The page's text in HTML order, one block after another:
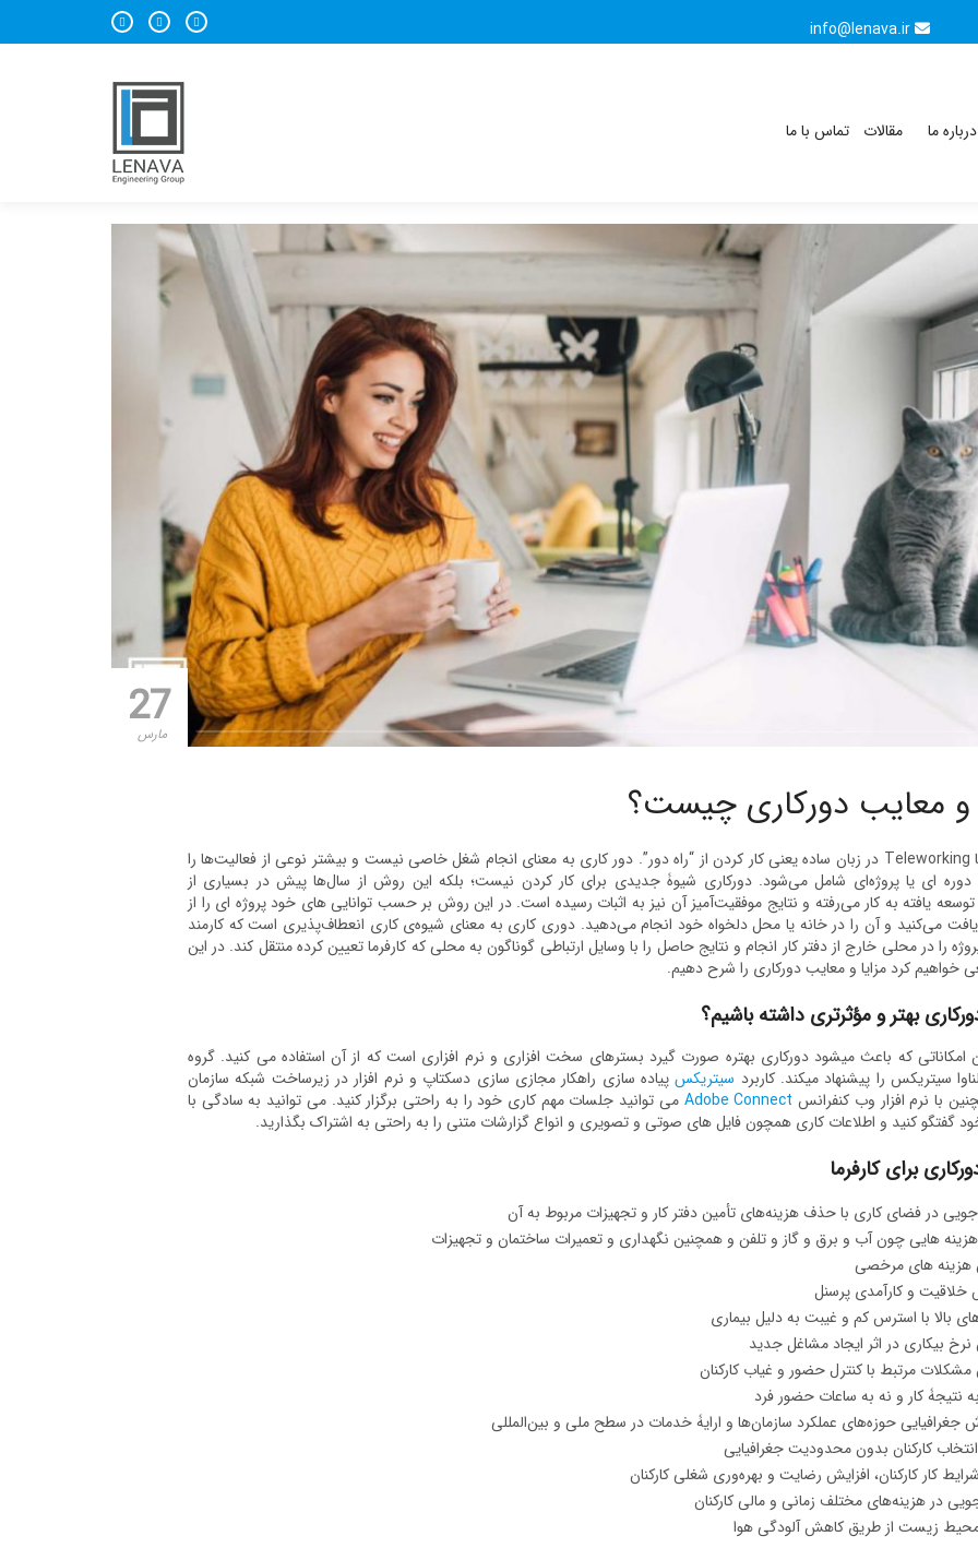
info@lenava.ir
درباره ما مقالات تماس با ما
27
مارس
و معایب دورکاری چیست؟
دورکاری یا Teleworking در زبان ساده یعنی کار کردن از “راه دور”. دور کاری به معنای انجام شغل خاصی نیست و بیشتر نوعی از فعالیت‌ها را
ای یا پروژه‌ای شامل می‌شود. دورکاری شیوۀ جدیدی برای کار کردن نیست؛ بلکه این روش از سال‌ها پیش در بسیاری از
یافته به کار می‌رفته و نتایج موفقیت‌آمیز آن نیز به اثبات رسیده است. در این روش بر حسب توانایی‌ های خود پروژه‌ ای را از
می‌کنید و آن را در خانه‌ یا محل دلخواه خود انجام می‌دهید. دوری کاری به معنای شیوه‌ی کاری انعطاف‌پذیری است که کارمند
را در محلی خارج از دفتر کار انجام و نتایج حاصل را با وسایل ارتباطی گوناگون به محلی که کارفرما تعیین کرده منتقل کند. در این
کرد مزایا و معایب دورکاری را شرح دهیم.
بهتر و مؤثرتری داشته باشیم؟
امکاناتی که باعث میشود دورکاری بهتره صورت گیرد بسترهای سخت افزاری و نرم افزاری است که از آن استفاده می کنید. گروه
سیتریکس را پیشنهاد میکند. کاربرد سیتریکسپیاده سازی راهکار مجازی سازی دسکتاپ و نرم افزار در زیرساخت شبکه سازمان
با نرم افزار وب کنفرانس Adobe Connect می توانید جلسات مهم کاری خود را به راحتی برگزار کنید. می توانید به سادگی با
گفتگو کنید و اطلاعات کاری همچون فایل های صوتی و تصویری و انواع گزارشات متنی را به راحتی به اشتراک بگذارید.
برای کارفرما
در فضای کاری با حذف هزینه‌های تأمین دفتر کار و تجهیزات مربوط به آن
هایی چون آب و برق و گاز و تلفن و همچنین نگهداری و تعمیرات ساختمان و تجهیزات
های مرخصی
خلاقیت و کارآمدی پرسنل
بالا با استرس کم و غیبت به دلیل بیماری
بیکاری در اثر ایجاد مشاغل جدید
مرتبط با کنترل حضور و غیاب کارکنان
نتیجۀ کار و نه به ساعات حضور فرد
حوزه‌های عملکرد سازمان‌ها و ارایۀ خدمات در سطح ملی و بین‌المللی
کارکنان بدون محدودیت جغرافیایی
کار کارکنان، افزایش رضایت و بهره‌وری شغلی کارکنان
در هزینه‌های مختلف زمانی و مالی کارکنان
زیست از طریق کاهش آلودگی هوا